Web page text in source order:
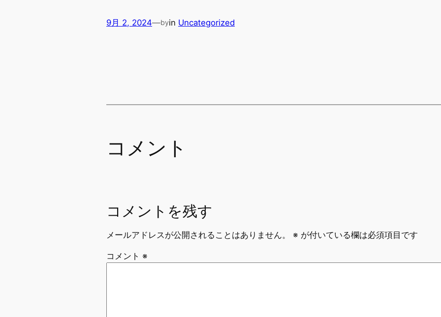
9月 2, 2024—byin Uncategorized
コメント
コメントを残す
メールアドレスが公開されることはありません。 ※ が付いている欄は必須項目です
コメント ※